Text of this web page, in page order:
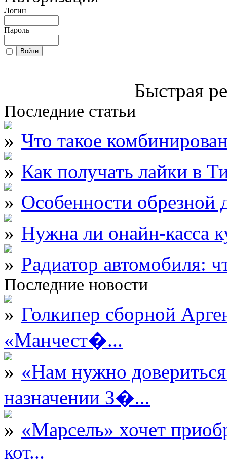
Логин
Пароль
Быстрая
Последние статьи
Что такое
Как получать лайки в
Особенности обрезной
Нужна ли онайн-касса
Радиатор автомобиля:
Последние новости
Голкипер сборной
«Манчест�...
«Нам нужно
назначении З�...
«Марсель» хочет
кот...